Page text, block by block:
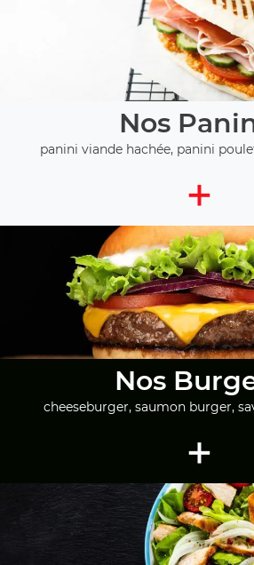
Nos
panini viande hachée, panini
+
Nos
cheeseburger, saumon burger,
+